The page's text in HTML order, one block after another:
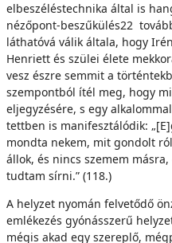
elbeszéléstechnika által is
nézőpont-beszűkülés22
láthatóvá válik általa, hogy
Henriett és szülei élete
vesz észre semmit a
szempontból ítél meg, hogy
eljegyzésére, s egy
tettben is manifesztálódik:
mondta nekem, mit gondolt
állok, és nincs szemem
tudtam sírni.” (118.)
A helyzet nyomán felvetődő
emlékezés gyónásszerű
mégis akad egy szereplő,